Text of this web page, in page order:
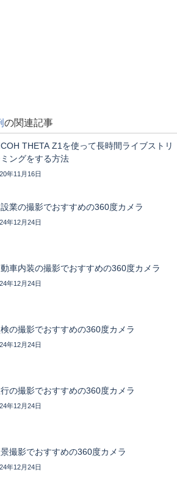
の関連記事
THETA Z1を使って長時間ライブストリ
ングをする方法
年11月16日
業の撮影でおすすめの360度カメラ
年12月24日
動車内装の撮影でおすすめの360度カメラ
年12月24日
検の撮影でおすすめの360度カメラ
年12月24日
の撮影でおすすめの360度カメラ
年12月24日
撮影でおすすめの360度カメラ
年12月24日